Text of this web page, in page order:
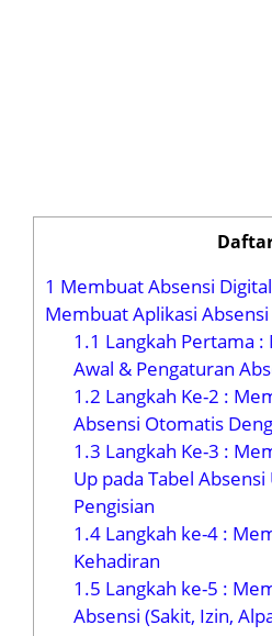
1 Membuat Absensi
Membuat Aplikasi Absensi
1.1 Langkah Pertama
Awal & Pengaturan
1.2 Langkah Ke-2 :
Absensi Otomatis
1.3 Langkah Ke-3 :
Up pada Tabel
Pengisian
1.4Langkah ke-4 :
Kehadiran
1.5 Langkah ke-5 :
Absensi (Sakit, Izin,